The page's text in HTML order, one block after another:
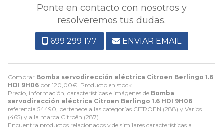
Comprar Bomba servodirección eléctrica Citroen Berlingo 1.6
HDI 9H06 por 120,00€ . Producto en stock.
Precio, información, características e imágenes de Bomba
servodirección eléctrica Citroen Berlingo 1.6 HDI 9H06
referencia 54490, pertenece a las categorías CITROEN (288) y Varios
(465) y a la marca Citroën (287).
Encuentra productos relacionados y de similares características a
Ponte en contacto con nosotros y
resolveremos tus dudas.
699 299 177 ENVIAR EMAIL